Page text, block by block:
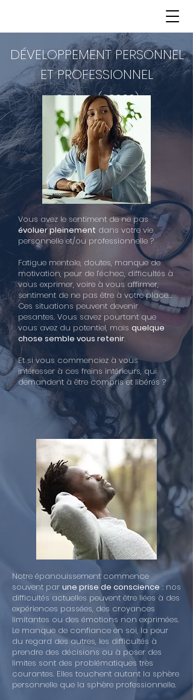
DÉVELOPPEMENT PERSONNEL
ET PROFESSIONNEL
Corbas (69960)
Vous avez le sentiment de ne pas
évoluer pleinement dans votre vie
personnelle et/ou professionnelle ?
Fatigue mentale, doutes, manque de
motivation, peur de l’échec, difficultés à
vous exprimer, voire à vous affirmer,
sentiment de ne pas être à votre place…
Ces situations peuvent devenir
pesantes. Vous savez pourtant que
vous avez du potentiel, mais quelque
chose semble vous retenir.
Et si vous commenciez à vous
intéresser à ces freins intérieurs, qui
demandent à être compris et libérés ?
Notre épanouissement commence
souvent par une prise de conscience: nos
difficultés actuelles peuvent être liées à des
expériences passées, des croyances
limitantes ou des émotions non exprimées.
Le manque de confiance en soi, la peur
du regard des autres, les difficultés à
prendre des décisions ou à poser des
limites sont des problématiques très
courantes. Elles touchent autant la sphère
personnelle que la sphère professionnelle.